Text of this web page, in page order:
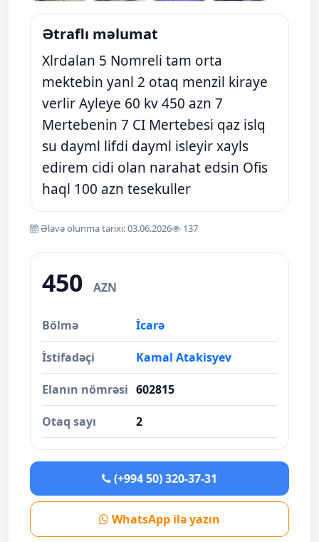
Ətraflı məlumat
Xlrdalan 5 Nomreli tam orta
mektebin yanl 2 otaq menzil kiraye
verlir Ayleye 60 kv 450 azn 7
Mertebenin 7 CI Mertebesi qaz islq
su dayml lifdi dayml isleyir xayls
edirem cidi olan narahat edsin Ofis
haql 100 azn tesekuller
Əlavə olunma tarixi: 03.06.2026 137
450 AZN
Bölmə İcarə
İstifadəçi Kamal Atakisyev
Elanın nömrəsi 602815
Otaq sayı 2
(+994 50) 320-37-31
WhatsApp ilə yazın